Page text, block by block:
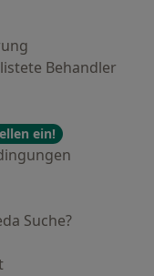
Behandler
ein!
Suche?